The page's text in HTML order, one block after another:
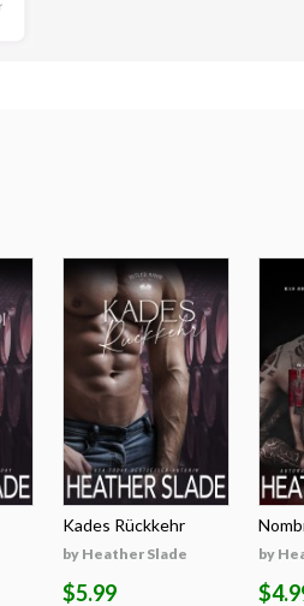
Kades Rückkehr
by Heather Slade
$5.99
by